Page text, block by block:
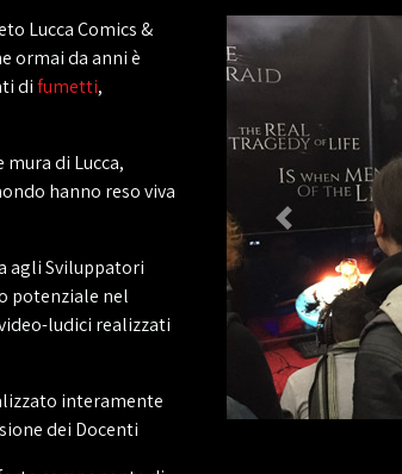
Lucca Comics &
ormai da anni è
difumetti,
di Lucca,
hanno reso viva
agli Sviluppatori
potenziale nel
ludici realizzati
interamente
dei Docenti